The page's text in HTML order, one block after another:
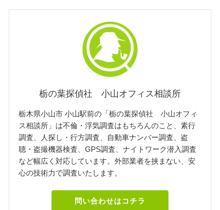
栃の葉探偵社 小山オフィス相談所
栃木県小山市 小山駅前の「栃の葉探偵社 小山オフィ
ス相談所」は不倫・浮気調査はもちろんのこと、素行
調査、人探し・行方調査、自動車ナンバー調査、盗
聴・盗撮機器検査、GPS調査、ナイトワーク潜入調査
など幅広く対応しています。外部業者を挟まない、安
心の技術力で調査いたします。
問い合わせはコチラ